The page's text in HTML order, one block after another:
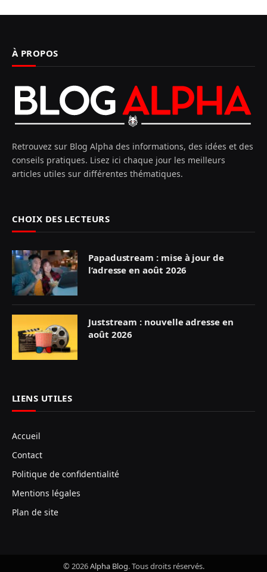
À PROPOS
Retrouvez sur Blog Alpha des informations, des idées et des
conseils pratiques. Lisez ici chaque jour les meilleurs
articles utiles sur différentes thématiques.
CHOIX DES LECTEURS
Papadustream : mise à jour de
l’adresse en août 2026
Juststream : nouvelle adresse en
août 2026
LIENS UTILES
Accueil
Contact
Politique de confidentialité
Mentions légales
Plan de site
© 2026Alpha Blog. Tous droits réservés.